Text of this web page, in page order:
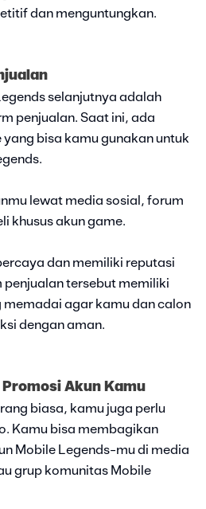
dan menguntungkan.
selanjutnya adalah
penjualan. Saat ini, ada
bisa kamu gunakan untuk
lewat media sosial, forum
khusus akun game.
dan memiliki reputasi
tersebut memiliki
agar kamu dan calon
dengan aman.
Akun Kamu
biasa, kamu juga perlu
Kamu bisa membagikan
Mobile Legends-mu di media
grup komunitas Mobile